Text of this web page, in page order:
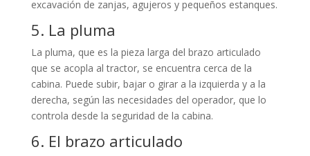
excavación de zanjas, agujeros y pequeños estanques.
5. La pluma
La pluma, que es la pieza larga del brazo articulado
que se acopla al tractor, se encuentra cerca de la
cabina. Puede subir, bajar o girar a la izquierda y a la
derecha, según las necesidades del operador, que lo
controla desde la seguridad de la cabina.
6. El brazo articulado